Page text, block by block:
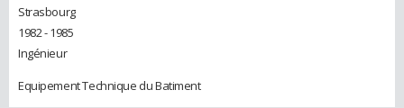
Strasbourg
1982 - 1985
Ingénieur
Equipement Technique du Batiment